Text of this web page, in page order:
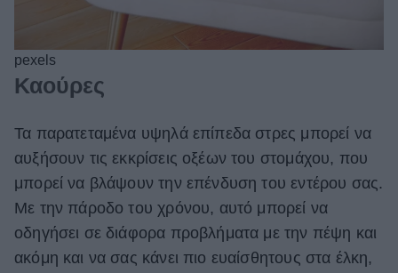
pexels
Καούρες
Τα παρατεταμένα υψηλά επίπεδα στρες μπορεί να
αυξήσουν τις εκκρίσεις οξέων του στομάχου, που
μπορεί να βλάψουν την επένδυση του εντέρου σας.
Με την πάροδο του χρόνου, αυτό μπορεί να
οδηγήσει σε διάφορα προβλήματα με την πέψη και
ακόμη και να σας κάνει πιο ευαίσθητους στα έλκη,